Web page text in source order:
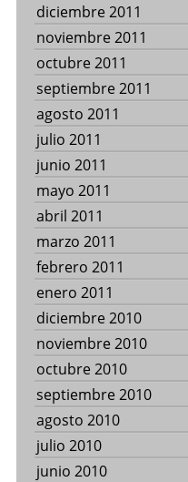
diciembre 2011
noviembre 2011
octubre 2011
septiembre 2011
agosto 2011
julio 2011
junio 2011
mayo 2011
abril 2011
marzo 2011
febrero 2011
enero 2011
diciembre 2010
noviembre 2010
octubre 2010
septiembre 2010
agosto 2010
julio 2010
junio 2010